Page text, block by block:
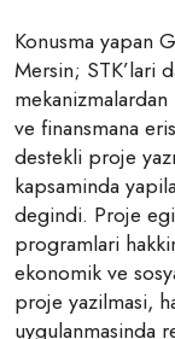
Konusma yapan
Mersin; STK’lari
ve finansmana
destekli proje
kapsaminda
degindi. Proje
programlari
ekonomik ve
proje yazilmasi,
uygulanmasinda